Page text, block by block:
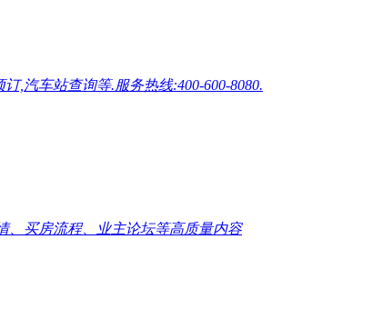
,汽车站查询等.服务热线:400-600-8080.
、买房流程、业主论坛等高质量内容